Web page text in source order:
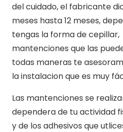
del cuidado, el fabricante
meses hasta 12 meses,
tengas la forma de cepillar,
mantenciones que las
todas maneras te
la instalacion que es muy
Las mantenciones se
dependera de tu actividad
y de los adhesivos que